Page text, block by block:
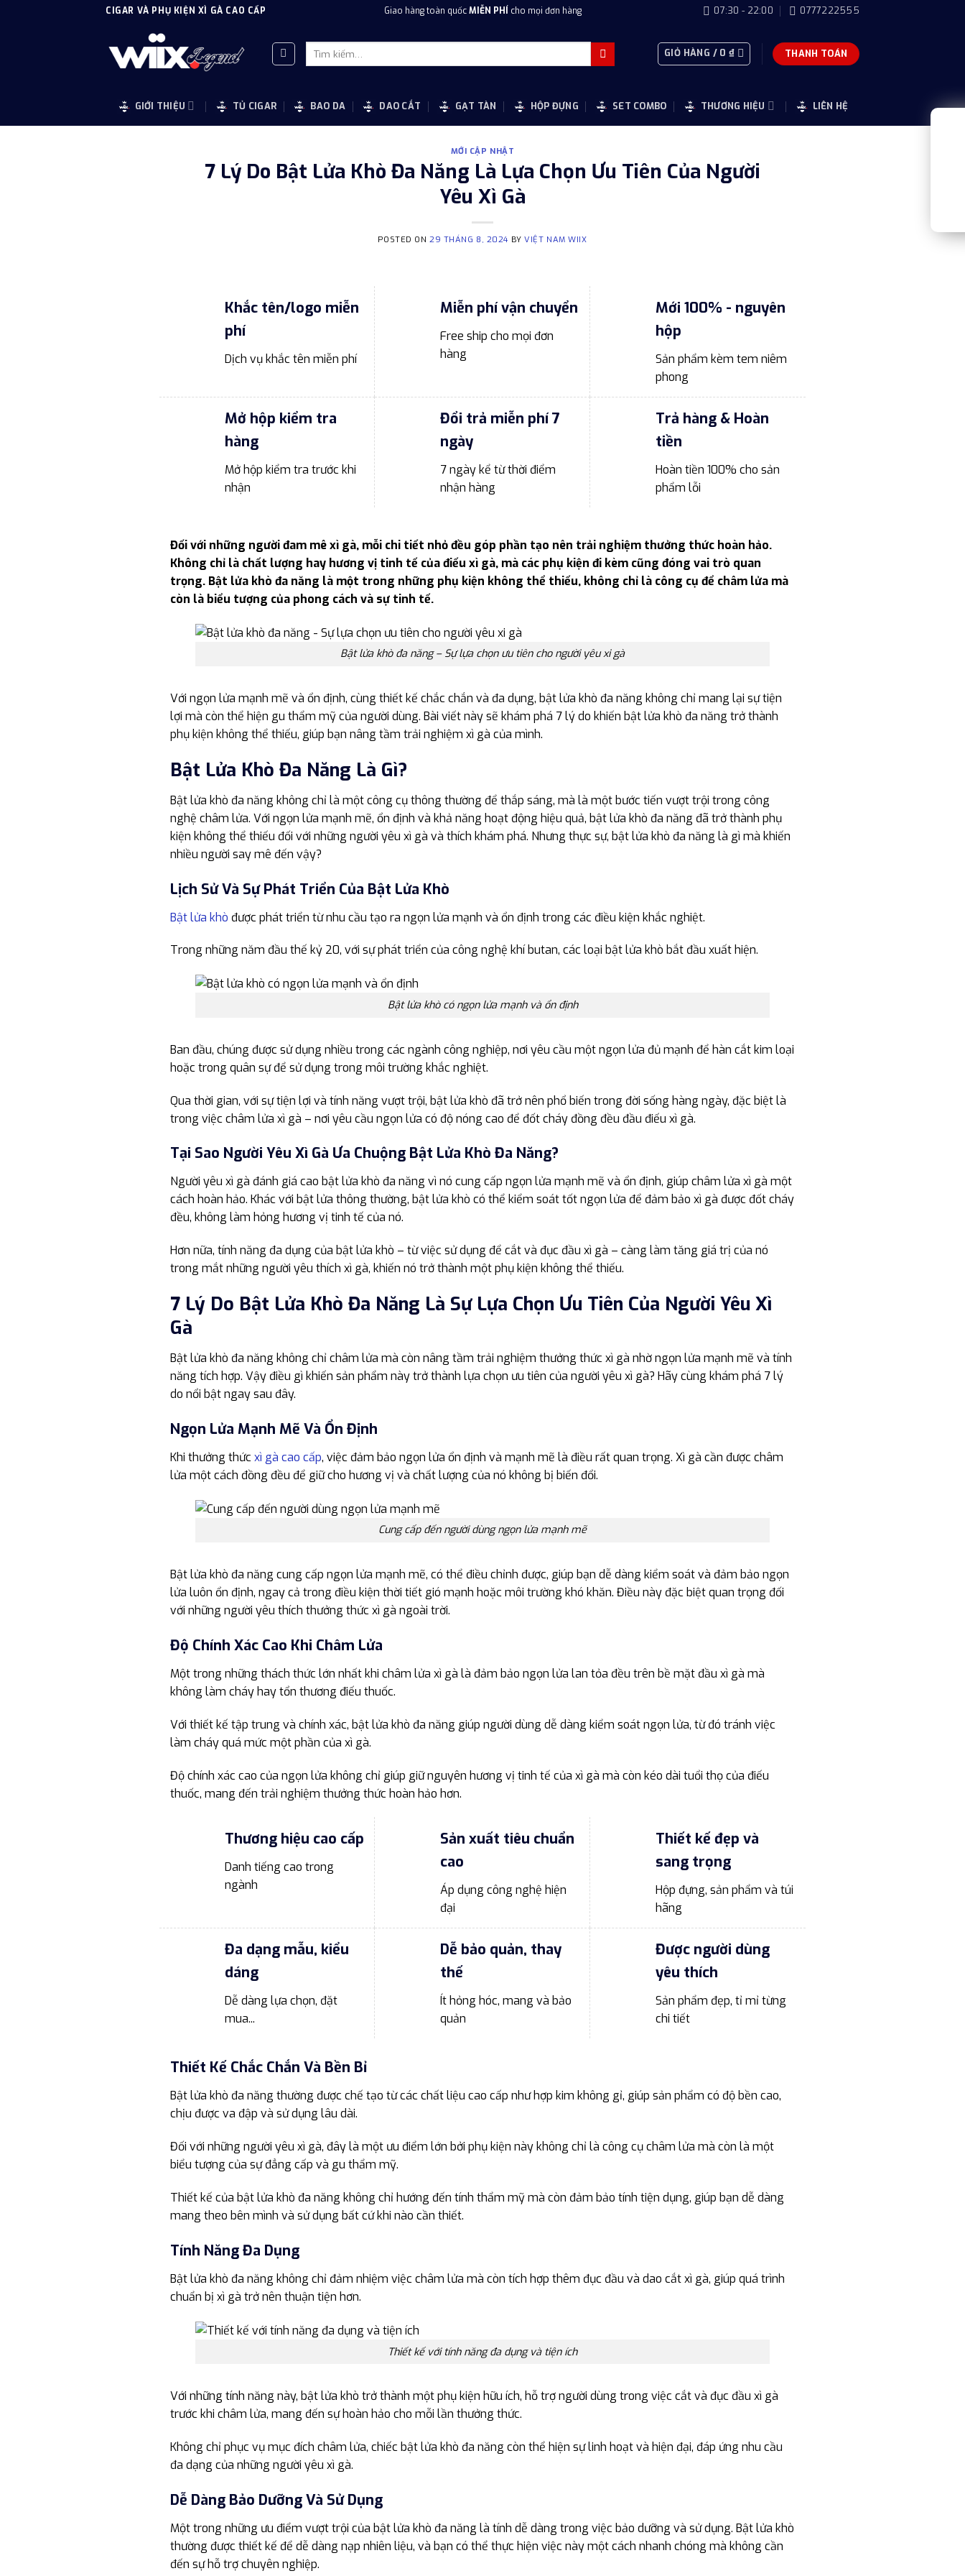
CIGAR VÀ PHỤ KIỆN XÌ GÀ CAO CẤP Giao hàng toàn quốcMIỄN PHÍ cho mọi đơn hàng 07:30 - 22:00 0777222555
Tìm
kiếm:
GIỎ HÀNG / 0₫ THANH TOÁN
GIỚI THIỆU TỦ CIGAR BAO DA DAO CẮT GẠT TÀN HỘP ĐỰNG SET COMBO THƯƠNG HIỆU LIÊN HỆ
MỚI CẬP NHẬT
7 Lý Do Bật Lửa Khò Đa Năng Là Lựa Chọn Ưu Tiên Của Người
Yêu Xì Gà
POSTED ON29 THÁNG 8, 2024 BYVIỆT NAM WIIX
Khắc tên/logo miễn
phí
Dịch vụ khắc tên miễn phí
Miễn phí vận chuyển
Free ship cho mọi đơn
hàng
Mới 100% - nguyên
hộp
Sản phẩm kèm tem niêm
phong
Mở hộp kiểm tra
hàng
Mở hộp kiểm tra trước khi
nhận
Đổi trả miễn phí 7
ngày
7 ngày kể từ thời điểm
nhận hàng
Trả hàng & Hoàn
tiền
Hoàn tiền 100% cho sản
phẩm lỗi
Đối với những người đam mê xì gà, mỗi chi tiết nhỏ đều góp phần tạo nên trải nghiệm thưởng thức hoàn hảo.
Không chỉ là chất lượng hay hương vị tinh tế của điếu xì gà, mà các phụ kiện đi kèm cũng đóng vai trò quan
trọng. Bật lửa khò đa năng là một trong những phụ kiện không thể thiếu, không chỉ là công cụ để châm lửa mà
còn là biểu tượng của phong cách và sự tinh tế.
Bật lửa khò đa năng – Sự lựa chọn ưu tiên cho người yêu xi gà
Với ngọn lửa mạnh mẽ và ổn định, cùng thiết kế chắc chắn và đa dụng, bật lửa khò đa năng không chỉ mang lại sự tiện
lợi mà còn thể hiện gu thẩm mỹ của người dùng. Bài viết này sẽ khám phá 7 lý do khiến bật lửa khò đa năng trở thành
phụ kiện không thể thiếu, giúp bạn nâng tầm trải nghiệm xì gà của mình.
Bật Lửa Khò Đa Năng Là Gì?
Bật lửa khò đa năng không chỉ là một công cụ thông thường để thắp sáng, mà là một bước tiến vượt trội trong công
nghệ châm lửa. Với ngọn lửa mạnh mẽ, ổn định và khả năng hoạt động hiệu quả, bật lửa khò đa năng đã trở thành phụ
kiện không thể thiếu đối với những người yêu xì gà và thích khám phá. Nhưng thực sự, bật lửa khò đa năng là gì mà khiến
nhiều người say mê đến vậy?
Lịch Sử Và Sự Phát Triển Của Bật Lửa Khò
Bật lửa khò được phát triển từ nhu cầu tạo ra ngọn lửa mạnh và ổn định trong các điều kiện khắc nghiệt.
Trong những năm đầu thế kỷ 20, với sự phát triển của công nghệ khí butan, các loại bật lửa khò bắt đầu xuất hiện.
Bật lửa khò có ngọn lửa mạnh và ổn định
Ban đầu, chúng được sử dụng nhiều trong các ngành công nghiệp, nơi yêu cầu một ngọn lửa đủ mạnh để hàn cắt kim loại
hoặc trong quân sự để sử dụng trong môi trường khắc nghiệt.
Qua thời gian, với sự tiện lợi và tính năng vượt trội, bật lửa khò đã trở nên phổ biến trong đời sống hàng ngày, đặc biệt là
trong việc châm lửa xì gà – nơi yêu cầu ngọn lửa có độ nóng cao để đốt cháy đồng đều đầu điếu xì gà.
Tại Sao Người Yêu Xì Gà Ưa Chuộng Bật Lửa Khò Đa Năng?
Người yêu xì gà đánh giá cao bật lửa khò đa năng vì nó cung cấp ngọn lửa mạnh mẽ và ổn định, giúp châm lửa xì gà một
cách hoàn hảo. Khác với bật lửa thông thường, bật lửa khò có thể kiểm soát tốt ngọn lửa để đảm bảo xì gà được đốt cháy
đều, không làm hỏng hương vị tinh tế của nó.
Hơn nữa, tính năng đa dụng của bật lửa khò – từ việc sử dụng để cắt và đục đầu xì gà – càng làm tăng giá trị của nó
trong mắt những người yêu thích xì gà, khiến nó trở thành một phụ kiện không thể thiếu.
7 Lý Do Bật Lửa Khò Đa Năng Là Sự Lựa Chọn Ưu Tiên Của Người Yêu Xì
Gà
Bật lửa khò đa năng không chỉ châm lửa mà còn nâng tầm trải nghiệm thưởng thức xì gà nhờ ngọn lửa mạnh mẽ và tính
năng tích hợp. Vậy điều gì khiến sản phẩm này trở thành lựa chọn ưu tiên của người yêu xì gà? Hãy cùng khám phá 7 lý
do nổi bật ngay sau đây.
Ngọn Lửa Mạnh Mẽ Và Ổn Định
Khi thưởng thứcxì gà cao cấp, việc đảm bảo ngọn lửa ổn định và mạnh mẽ là điều rất quan trọng. Xì gà cần được châm
lửa một cách đồng đều để giữ cho hương vị và chất lượng của nó không bị biến đổi.
Cung cấp đến người dùng ngọn lửa mạnh mẽ
Bật lửa khò đa năng cung cấp ngọn lửa mạnh mẽ, có thể điều chỉnh được, giúp bạn dễ dàng kiểm soát và đảm bảo ngọn
lửa luôn ổn định, ngay cả trong điều kiện thời tiết gió mạnh hoặc môi trường khó khăn. Điều này đặc biệt quan trọng đối
với những người yêu thích thưởng thức xì gà ngoài trời.
Độ Chính Xác Cao Khi Châm Lửa
Một trong những thách thức lớn nhất khi châm lửa xì gà là đảm bảo ngọn lửa lan tỏa đều trên bề mặt đầu xì gà mà
không làm cháy hay tổn thương điếu thuốc.
Với thiết kế tập trung và chính xác, bật lửa khò đa năng giúp người dùng dễ dàng kiểm soát ngọn lửa, từ đó tránh việc
làm cháy quá mức một phần của xì gà.
Độ chính xác cao của ngọn lửa không chỉ giúp giữ nguyên hương vị tinh tế của xì gà mà còn kéo dài tuổi thọ của điếu
thuốc, mang đến trải nghiệm thưởng thức hoàn hảo hơn.
Thương hiệu cao cấp
Danh tiếng cao trong
ngành
Sản xuất tiêu chuẩn
cao
Áp dụng công nghệ hiện
đại
Thiết kế đẹp và
sang trọng
Hộp đựng, sản phẩm và túi
hãng
Đa dạng mẫu, kiểu
dáng
Dễ dàng lựa chọn, đặt
mua...
Dễ bảo quản, thay
thế
Ít hỏng hóc, mang và bảo
quản
Được người dùng
yêu thích
Sản phẩm đẹp, tỉ mỉ từng
chi tiết
Thiết Kế Chắc Chắn Và Bền Bỉ
Bật lửa khò đa năng thường được chế tạo từ các chất liệu cao cấp như hợp kim không gỉ, giúp sản phẩm có độ bền cao,
chịu được va đập và sử dụng lâu dài.
Đối với những người yêu xì gà, đây là một ưu điểm lớn bởi phụ kiện này không chỉ là công cụ châm lửa mà còn là một
biểu tượng của sự đẳng cấp và gu thẩm mỹ.
Thiết kế của bật lửa khò đa năng không chỉ hướng đến tính thẩm mỹ mà còn đảm bảo tính tiện dụng, giúp bạn dễ dàng
mang theo bên mình và sử dụng bất cứ khi nào cần thiết.
Tính Năng Đa Dụng
Bật lửa khò đa năng không chỉ đảm nhiệm việc châm lửa mà còn tích hợp thêm đục đầu và dao cắt xì gà, giúp quá trình
chuẩn bị xì gà trở nên thuận tiện hơn.
Thiết kế với tính năng đa dụng và tiện ích
Với những tính năng này, bật lửa khò trở thành một phụ kiện hữu ích, hỗ trợ người dùng trong việc cắt và đục đầu xì gà
trước khi châm lửa, mang đến sự hoàn hảo cho mỗi lần thưởng thức.
Không chỉ phục vụ mục đích châm lửa, chiếc bật lửa khò đa năng còn thể hiện sự linh hoạt và hiện đại, đáp ứng nhu cầu
đa dạng của những người yêu xì gà.
Dễ Dàng Bảo Dưỡng Và Sử Dụng
Một trong những ưu điểm vượt trội của bật lửa khò đa năng là tính dễ dàng trong việc bảo dưỡng và sử dụng. Bật lửa khò
thường được thiết kế để dễ dàng nạp nhiên liệu, và bạn có thể thực hiện việc này một cách nhanh chóng mà không cần
đến sự hỗ trợ chuyên nghiệp.